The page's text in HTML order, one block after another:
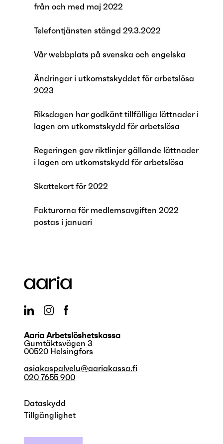
från och med maj 2022
Telefontjänsten stängd 29.3.2022
Vår webbplats på svenska och engelska
Ändringar i utkomstskyddet för arbetslösa
2023
Riksdagen har godkänt tillfälliga lättnader i
lagen om utkomstskydd för arbetslösa
Regeringen gav riktlinjer gällande lättnader
i lagen om utkomstskydd för arbetslösa
Skattekort för 2022
Fakturorna för medlemsavgiften 2022
postas i januari
Aaria Arbetslöshetskassa
Gumtäktsvägen 3
00520 Helsingfors
asiakaspalvelu@aariakassa.fi
020 7655 900
Dataskydd
Tillgänglighet